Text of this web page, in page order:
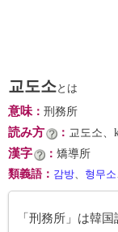
교도소とは
意味： 刑務所
読み方 ： 교도소、
漢字 ： 矯導所
類義語 ： 감방、 형무소
「刑務所」は韓